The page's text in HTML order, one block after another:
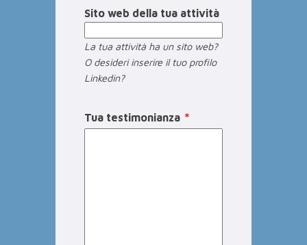
Sito web della tua attività
La tua attività ha un sito web?
O desideri inserire il tuo profilo
Linkedin?
Tua testimonianza